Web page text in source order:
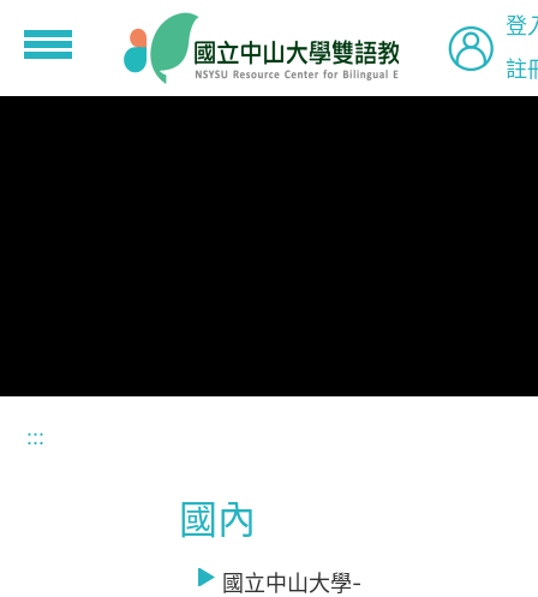
登
註
:::
國內
國立中山大學-